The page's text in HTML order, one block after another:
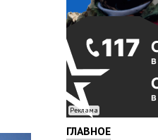
Реклама
ГЛАВНОЕ